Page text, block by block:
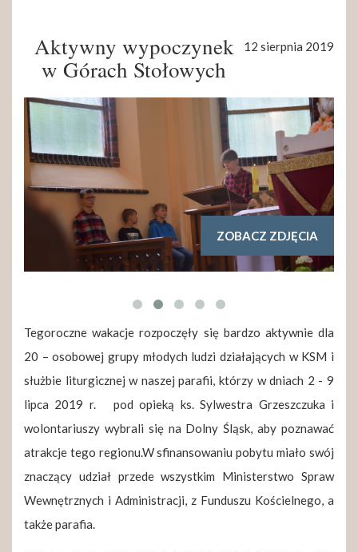
12 sierpnia 2019
Aktywny wypoczynek
w Górach Stołowych
ZOBACZ ZDJĘCIA
Tegoroczne wakacje rozpoczęły się bardzo aktywnie dla
20 – osobowej grupy młodych ludzi działających w KSM i
służbie liturgicznej w naszej parafii, którzy w dniach 2 - 9
lipca 2019 r. pod opieką ks. Sylwestra Grzeszczuka i
wolontariuszy wybrali się na Dolny Śląsk, aby poznawać
atrakcje tego regionu.W sfinansowaniu pobytu miało swój
znaczący udział przede wszystkim Ministerstwo Spraw
Wewnętrznych i Administracji, z Funduszu Kościelnego, a
także parafia.